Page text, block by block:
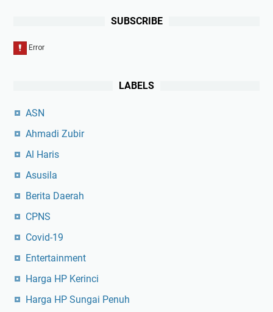
SUBSCRIBE
LABELS
ASN
Ahmadi Zubir
Al Haris
Asusila
Berita Daerah
CPNS
Covid-19
Entertainment
Harga HP Kerinci
Harga HP Sungai Penuh